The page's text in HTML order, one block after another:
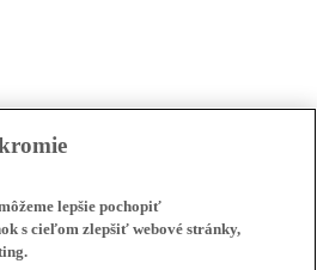
lepšie pochopiť
s cieľom zlepšiť webové stránky,